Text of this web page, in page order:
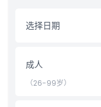
宝地。在线预订门票，
的世界。
亮点
选择日期
成人
（26-99岁）